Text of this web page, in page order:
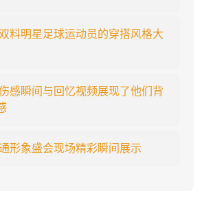
料明星足球运动员的穿搭风格大
感瞬间与回忆视频展现了他们背
形象盛会现场精彩瞬间展示